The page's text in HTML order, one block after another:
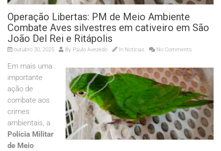
Operação Libertas: PM de Meio Ambiente
Combate Aves silvestres em cativeiro em São
João Del Rei e Ritápolis
outubro 30, 2025 By Paulo Avezedo In Noticias No Comments
Em mais uma
importante
ação de
combate aos
crimes
ambientais, a
Polícia Militar
de Meio